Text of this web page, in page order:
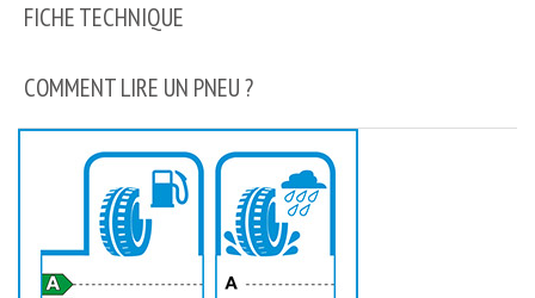
FICHE TECHNIQUE
COMMENT LIRE UN PNEU ?